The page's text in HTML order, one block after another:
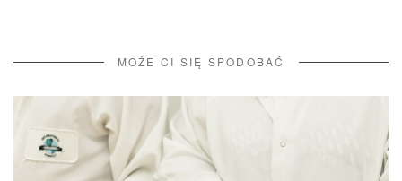
MOŻE CI SIĘ SPODOBAĆ